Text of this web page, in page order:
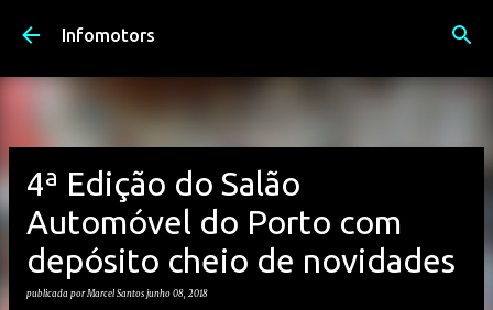
Avançar para o conteúdo principal
Infomotors
4ª Edição do Salão
Automóvel do Porto com
depósito cheio de novidades
publicada porMarcel Santos junho 08, 2018